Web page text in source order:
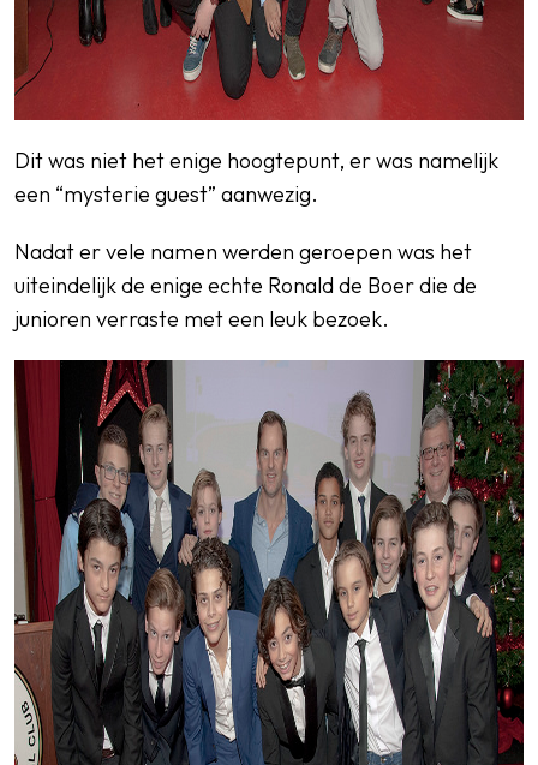
Dit was niet het enige hoogtepunt, er was namelijk
een “mysterie guest” aanwezig.
Nadat er vele namen werden geroepen was het
uiteindelijk de enige echte Ronald de Boer die de
junioren verraste met een leuk bezoek.